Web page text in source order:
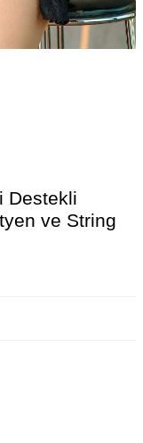
Destekli
ve String